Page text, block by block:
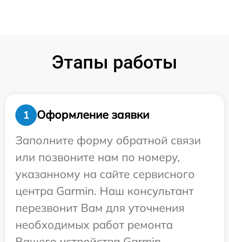
Этапы работы
1
Оформление заявки
Заполните форму обратной связи
или позвоните нам по номеру,
указанному на сайте сервисного
центра Garmin. Наш консультант
перезвонит Вам для уточнения
необходимых работ ремонта